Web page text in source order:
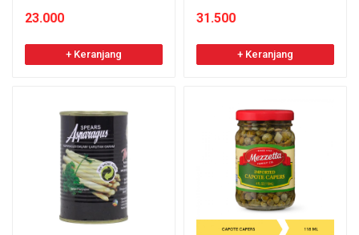
23.000
+ Keranjang
31.500
+ Keranjang